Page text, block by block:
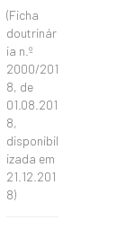
(Ficha
doutrinár
ia n.º
2000/201
8, de
01.08.201
8,
disponibil
izada em
21.12.201
8)